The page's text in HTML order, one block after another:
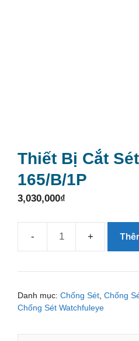
Thiết Bị Cắt
165/B/1P
3,030,000₫
cắt
sét
Danh mục: Chống Sét Chống
Chống Sét Watchfuleye